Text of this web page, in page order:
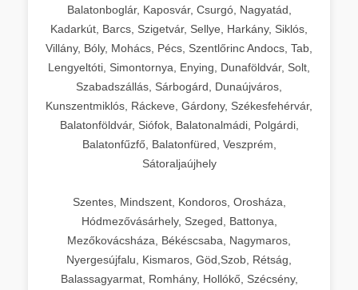
Balatonboglár, Kaposvár, Csurgó, Nagyatád,
Kadarkút, Barcs, Szigetvár, Sellye, Harkány, Siklós,
Villány, Bóly, Mohács, Pécs, Szentlőrinc Andocs, Tab,
Lengyeltóti, Simontornya, Enying, Dunaföldvár, Solt,
Szabadszállás, Sárbogárd, Dunaújváros,
Kunszentmiklós, Ráckeve, Gárdony, Székesfehérvár,
Balatonföldvár, Siófok, Balatonalmádi, Polgárdi,
Balatonfűzfő, Balatonfüred, Veszprém,
Sátoraljaújhely
Szentes, Mindszent, Kondoros, Orosháza,
Hódmezővásárhely, Szeged, Battonya,
Mezőkovácsháza, Békéscsaba, Nagymaros,
Nyergesújfalu, Kismaros, Göd,Szob, Rétság,
Balassagyarmat, Romhány, Hollókő, Szécsény,